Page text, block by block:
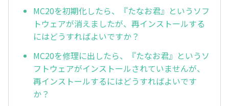
MC20を初期化したら、『たなお君』というソフ
トウェアが消えましたが、再インストールする
にはどうすればよいですか？
MC20を修理に出したら、『たなお君』というソ
フトウェアがインストールされていませんが、
再インストールするにはどうすればよいです
か？